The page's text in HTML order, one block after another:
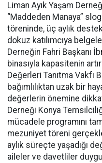
Liman Ayık Yaşam
“Maddeden Manaya”
töreninde, üç aylık
dokuz katılımcıya
Derneğin Fahri Başkanı
binasıyla kapasitenin
Değerleri Tanıtma Vakfı
bağımlılıktan uzak bir
değerlerin önemine
Derneği Konya
mücadele programını
mezuniyet töreni
aylık süreçte yaşadığı
aileler ve davetliler